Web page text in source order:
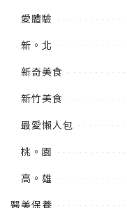
愛體驗
新。北
新奇美食
新竹美食
最愛懶人包
桃。園
高。雄
醫美保養